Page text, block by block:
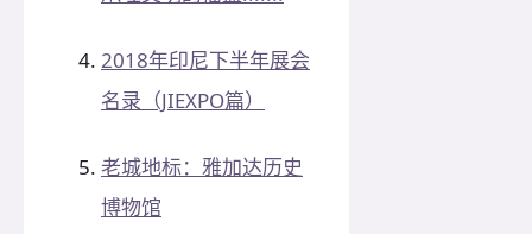
2018年印尼下半年展会
名录（JIEXPO篇）
老城地标：雅加达历史
博物馆